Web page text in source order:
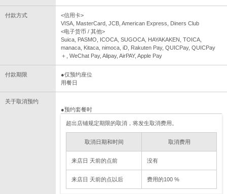
付款方式
<信用卡>
VISA, MasterCard, JCB, American Express, Diners Club
<电子货币 / 其他>
Suica, PASMO, ICOCA, SUGOCA, HAYAKAKEN, TOICA,
manaca, Kitaca, nimoca, iD, Rakuten Pay, QUICPay, QUICPay
＋, WeChat Pay, Alipay, AirPAY, Apple Pay
付款期限
●仅预约座位
用餐日
关于取消预约
●预约套餐时
超出店铺规定期限的取消，将发生取消费用。
取消日期和时间 取消费用
来店日 天前的点前 没有
来店日 天前的点以后 费用的100 %